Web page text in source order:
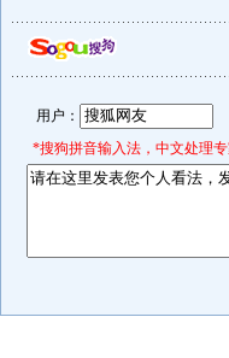
用户：
*搜狗拼音输入法，中文处理